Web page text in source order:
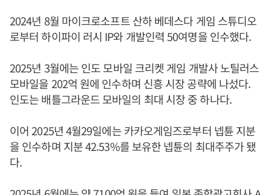
2024년 8월 마이크로소프트 산하 베데스다 게임 스튜디오
로부터 하이파이 러시 IP와 개발인력 50여명을 인수했다.
2025년 3월에는 인도 모바일 크리켓 게임 개발사 노틸러스
모바일을 202억 원에 인수하며 신흥 시장 공략에 나섰다.
인도는 배틀그라운드 모바일의 최대 시장 중 하나다.
이어 2025년 4월29일에는 카카오게임즈로부터 넵튠 지분
을 인수하며 지분 42.53%를 보유한 넵튠의 최대주주가 됐
다.